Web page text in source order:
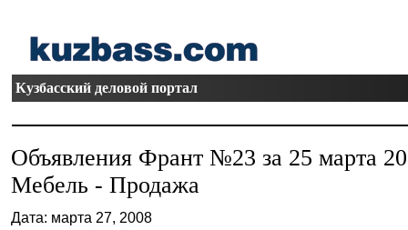
Кузбасский деловой портал
Объявления Франт №23 за 25 марта
Мебель - Продажа
Дата: марта 27, 2008